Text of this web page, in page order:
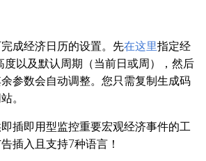
成经济日历的设置。先在这里指定经
以及默认周期（当前日或周），然后
参数会自动调整。您只需复制生成码
。
插即用型监控重要宏观经济事件的工
插入且支持7种语言！